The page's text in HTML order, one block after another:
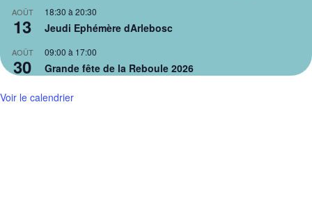
AOÛT
13
18:30 à 20:30
Jeudi Ephémère dArlebosc
AOÛT
30
09:00 à 17:00
Grande fête de la Reboule 2026
Voir le calendrier